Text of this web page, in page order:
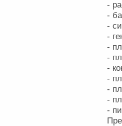
-
-
-
-
-
-
-
-
-
-
-